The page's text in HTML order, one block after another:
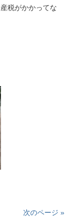
税がかかってな
次のページ »